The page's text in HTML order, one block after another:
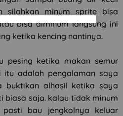
silahkan minum sprite bisa
bisa diminum langsung ini
ketika kencing nantinya.
pesing ketika makan semur
adalah pengalaman saya
buktikan alhasil ketika saya
biasa saja. kalau tidak minum
bau jengkolnya keluar